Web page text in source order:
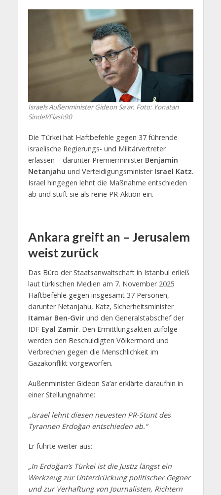
Israels Außenminister Gideon Sa'ar. Foto: Yonatan
Sindel/Flash90
Die Türkei hat Haftbefehle gegen 37 führende
israelische Regierungs- und Militärvertreter
erlassen – darunter Premierminister Benjamin
Netanjahu und Verteidigungsminister Israel Katz.
Israel hingegen lehnt die Maßnahme entschieden
ab und stuft sie als reine PR-Aktion ein.
Ankara greift an – Jerusalem
weist zurück
Das Büro der Staatsanwaltschaft in Istanbul erließ
laut türkischen Medien am 7. November 2025
Haftbefehle gegen insgesamt 37 Personen,
darunter Netanjahu, Katz, Sicherheitsminister
Itamar Ben‑Gvirund den Generalstabschef der
IDF Eyal Zamir. Den Ermittlungsakten zufolge
werden den Beschuldigten Völkermord und
Verbrechen gegen die Menschlichkeit im
Gazakonflikt vorgeworfen.
Außenminister Gideon Sa’ar erklärte daraufhin in
einer Stellungnahme:
„Israel lehnt diesen neuesten PR-Stunt des
Tyrannen Erdoğan entschieden ab.“
Er führte weiter aus:
„In Erdoğan’s Türkei ist die Justiz längst ein
Werkzeug zur Unterdrückung politischer Gegner
und zur Verhaftung von Journalisten, Richtern